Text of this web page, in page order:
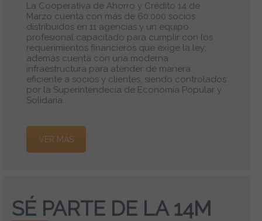
La Cooperativa de Ahorro y Crédito 14 de
Marzo cuenta con más de 60.000 socios
distribuidos en 11 agencias y un equipo
profesional capacitado para cumplir con los
requerimientos financieros que exige la ley;
además cuenta con una moderna
infraestructura para atender de manera
eficiente a socios y clientes, siendo controlados
por la Superintendecia de Economía Popular y
Solidaria.
VER MÁS
SÉ PARTE DE LA 14M